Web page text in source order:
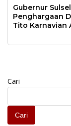
Gubernur
Penghargaan
Tito Karnavian
Rumah
Cari
Cari